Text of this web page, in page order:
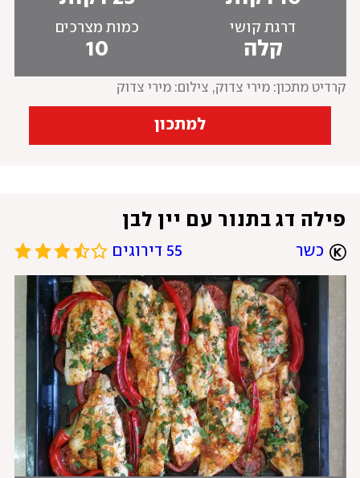
דרגת קושי
קלה
כמות מצרכים
10
קרדיט מתכון: מירי צדוק, צילום: מירי צדוק
למתכון
פילה דג בתנור עם יין לבן
כשר 55 דירוגים